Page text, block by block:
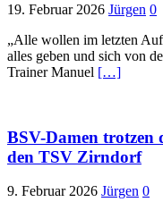
19. Februar 2026 Jürgen 0
„Alle wollen im letzten
alles geben und sich von
Trainer Manuel […]
BSV-Damen trotzen
den TSV Zirndorf
9. Februar 2026 Jürgen 0